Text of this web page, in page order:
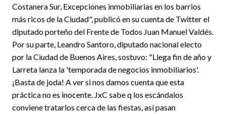
Costanera Sur, Excepciones inmobiliarias en los barrios
más ricos de la Ciudad", publicó en su cuenta de Twitter el
diputado porteño del Frente de Todos Juan Manuel Valdés.
Por su parte, Leandro Santoro, diputado nacional electo
por la Ciudad de Buenos Aires, sostuvo: "Llega fin de año y
Larreta lanza la 'temporada de negocios inmobiliarios'.
¡Basta de joda! A ver si nos damos cuenta que esta
práctica no es inocente. JxC sabe q los escándalos
conviene tratarlos cerca de las fiestas, así pasan